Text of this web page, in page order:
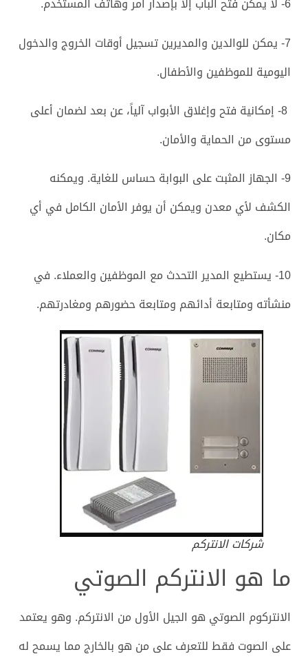
7- يمكن للوالدين والمديرين تسجيل أوقات الخروج والدخول
اليومية للموظفين والأطفال.
8- إمكانية فتح وإغلاق الأبواب آلياً، عن بعد لضمان أعلى
مستوى من الحماية والأمان.
9- الجهاز المثبت على البوابة حساس للغاية. ويمكنه
الكشف لأي معدن ويمكن أن يوفر الأمان الكامل في أي
مكان.
10- يستطيع المدير التحدث مع الموظفين والعملاء. في
منشأته ومتابعة أدائهم ومتابعة حضورهم ومغادرتهم.
شركات الانتركم
ما هو الانتركم الصوتي
الانتركوم الصوتي هو الجيل الأول من الانتركم. وهو يعتمد
على الصوت فقط للتعرف على من هو بالخارج مما يسمح له